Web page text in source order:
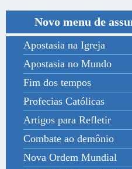
Novo menu de
Apostasia na Igreja
Apostasia no Mundo
Fim dos tempos
Profecias Católicas
Artigos para Refletir
Combate ao demônio
Nova Ordem Mundial